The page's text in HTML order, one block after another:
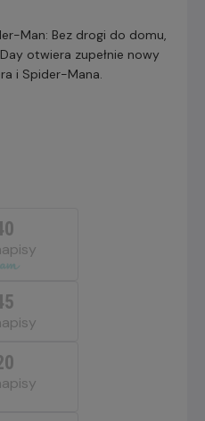
Man: Bez drogi do domu,
otwiera zupełnie nowy
i Spider-Mana.